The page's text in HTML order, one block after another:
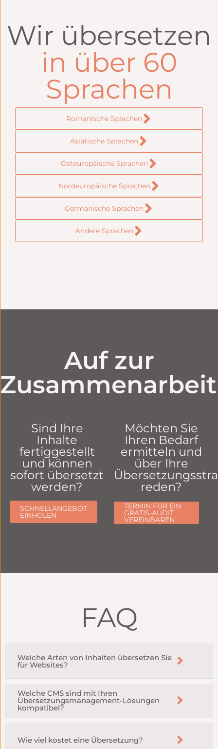
Wir übersetzen
in über 60
Sprachen
Romanische Sprachen
Asiatische Sprachen
Osteuropäische Sprachen
Nordeuropäische Sprachen
Germanische Sprachen
Andere Sprachen
Auf zur
Sind Ihre
Inhalte
fertiggestellt
und können
sofort übersetzt
werden?
SCHNELLANGEBOT
EINHOLEN
Möchten Sie
Ihren Bedarf
ermitteln und
über Ihre
reden?
TERMIN FÜR EIN
GRATIS-AUDIT
VEREINBAREN
FAQ
Welche Arten von Inhalten übersetzen Sie
für Websites?
Welche CMS sind mit Ihren
Übersetzungsmanagement-Lösungen
kompatibel?
Wie viel kostet eine Übersetzung?